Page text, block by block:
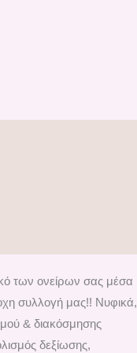
των ονείρων σας μέσα
συλλογή μας!! Νυφικά,
& διακόσμησης
δεξίωσης,